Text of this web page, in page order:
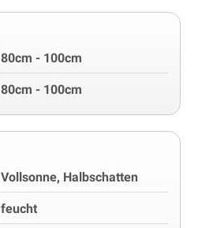
80cm - 100cm
80cm - 100cm
Vollsonne, Halbschatten
feucht